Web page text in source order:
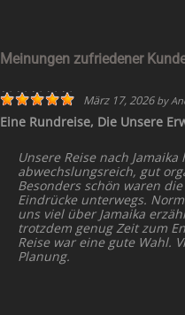
Meinungen zufriedener
März 17, 2026by
Eine Rundreise, Die Unsere
Unsere Reise nach
abwechslungsreich, gut
Besonders schön waren
Eindrücke unterwegs.
uns viel über Jamaika
trotzdem genug Zeit zum
Reise war eine gute Wahl.
Planung.